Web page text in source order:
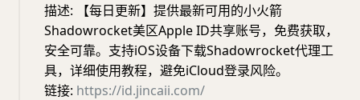
描述: 【每日更新】提供最新可用的小火箭
Shadowrocket美区Apple ID共享账号，免费获取，
安全可靠。支持iOS设备下载Shadowrocket代理工
具，详细使用教程，避免iCloud登录风险。
链接: https://id.jincaii.com/